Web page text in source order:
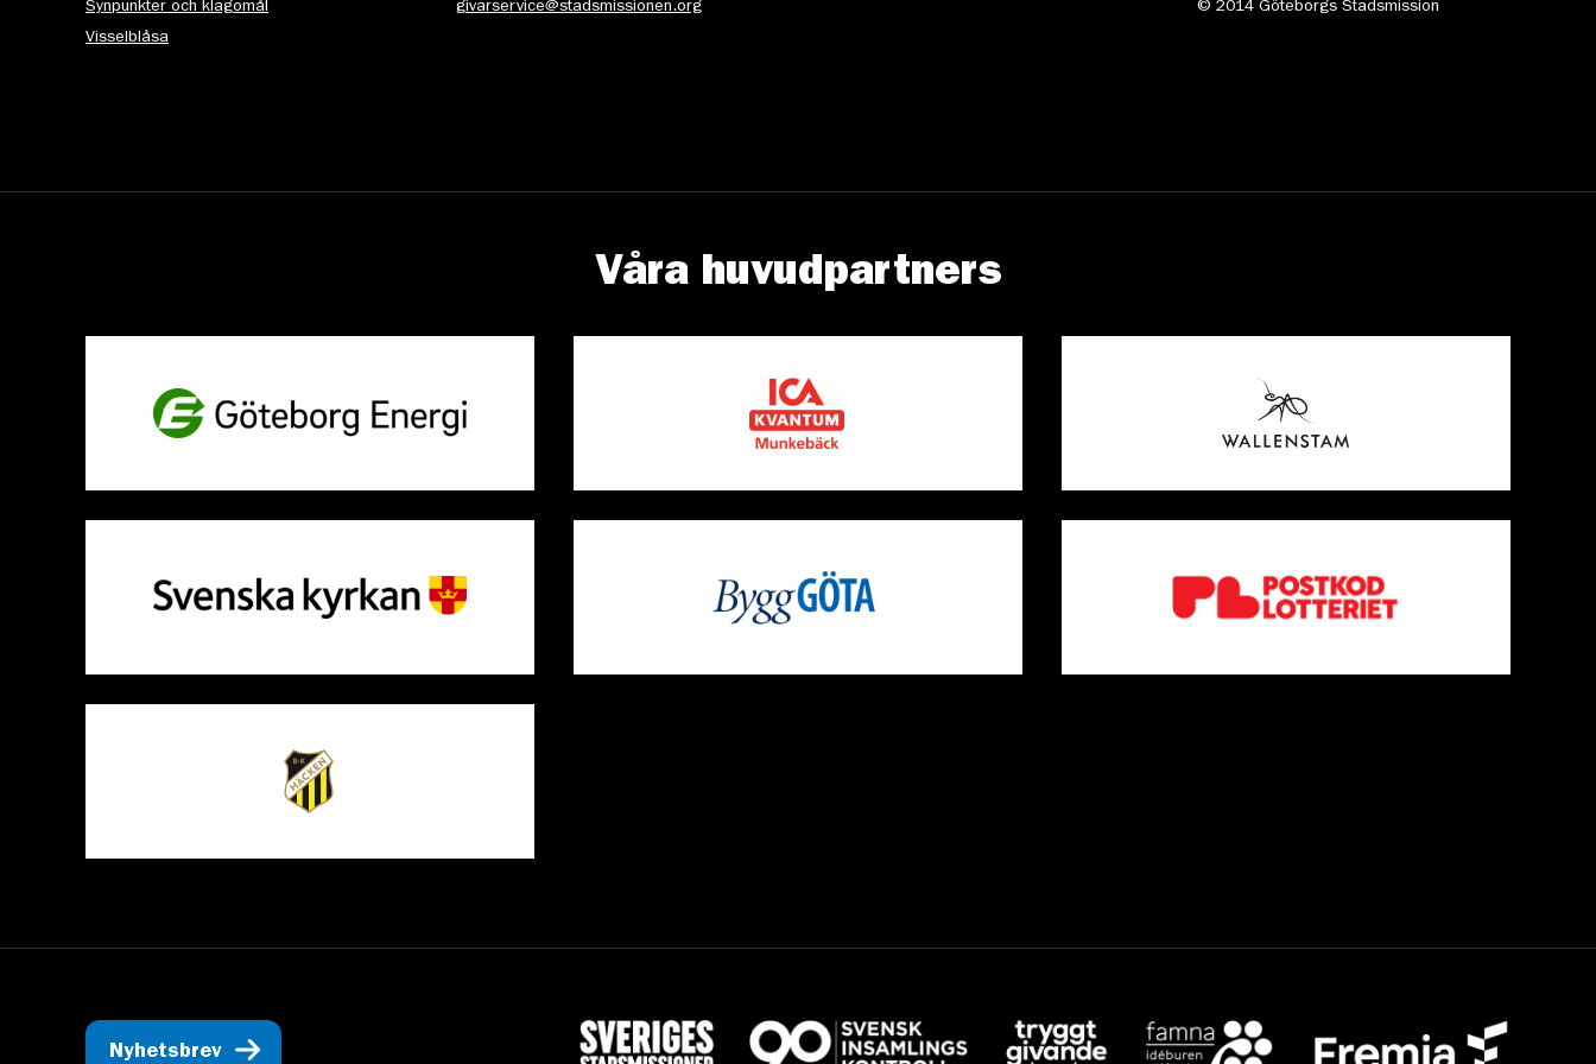
Synpunkter och klagomål
Visselblåsa
givarservice@stadsmissionen.org © 2014 Göteborgs Stadsmission
Våra huvudpartners
Nyhetsbrev